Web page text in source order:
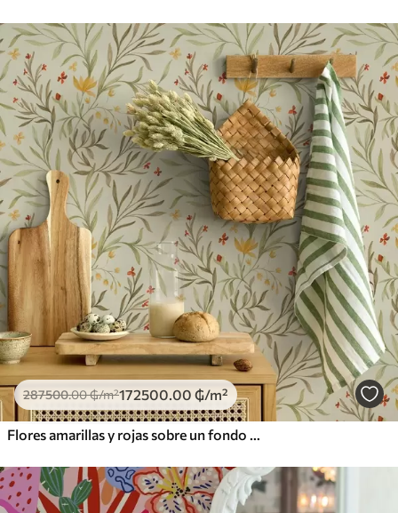
Premium
345833.33 207500.00₲/m²
Vinilo Premium
380416 .67 228250.00₲/m²
287500.00₲/m²172500.00 ₲/m²
Flores amarillas y rojas sobre un fondo verde claro